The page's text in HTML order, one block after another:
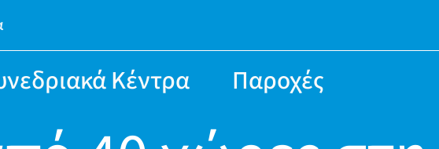
Κέντρα Παροχές